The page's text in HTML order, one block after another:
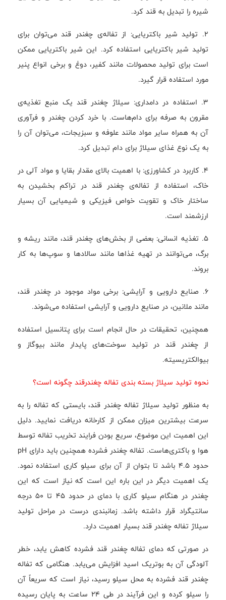
شیره را تبدیل به قند کرد.
2. تولید شیر باکتریایی: از تفاله‌ی چغندر قند می‌توان برای
تولید شیر باکتریایی استفاده کرد. این شیر باکتریایی ممکن
است برای تولید محصولات مانند کفیر، دوغ و برخی انواع پنیر
مورد استفاده قرار گیرد.
3. استفاده در دامداری: سیلاژ چغندر قند یک منبع تغذیه‌ی
مقرون به صرفه برای دام‌هاست. با خرد کردن چغندر و فرآوری
آن به همراه سایر مواد مانند علوفه و سبزیجات، می‌توان آن را
به یک نوع غذای سیلاژ برای دام تبدیل کرد.
4. کاربرد در کشاورزی: با اهمیت بالای مقدار بقایا و مواد آلی در
خاک، استفاده از تفاله‌ی چغندر قند در تراکم بخشیدن به
ساختار خاک و تقویت خواص فیزیکی و شیمیایی آن بسیار
ارزشمند است.
5. تغذیه انسانی: بعضی از بخش‌های چغندر قند، مانند ریشه و
برگ، می‌توانند در تهیه غذاها مانند سالادها و سوپ‌ها به کار
بروند.
6. صنایع دارویی و آرایشی: برخی مواد موجود در چغندر قند،
مانند ملانین، در صنایع دارویی و آرایشی استفاده می‌شوند.
همچنین، تحقیقات در حال انجام است برای پتانسیل استفاده
از چغندر قند در تولید سوخت‌های پایدار مانند بیوگاز و
بیوالکتریسیته.
نحوه تولید سیلاژ بسته بندی تفاله چغندرقند چگونه است؟
به منظور تولید سیلاژ تفاله چغندر قند، بایستی که تفاله را به
سرعت بیشترین میزان ممکن از کارخانه دریافت نمایید. دلیل
این اهمیت این موضوع، سریع بودن فرایند تخریب تفاله توسط
هوا و باکتری‌هاست. تفاله چغندر فشرده همچنین باید دارای pH
حدود ۴.۵ باشد تا بتوان از آن برای سیلو کاری استفاده نمود.
یک اهمیت دیگر در این باره این است که نیاز است که این
چغندر در هنگام سیلو کاری با دمای در حدود ۴۵ تا ۵۰ درجه
سانتیگراد قرار داشته باشد. زمانبندی درست در مراحل تولید
سیلاژ تفاله چغندر قند بسیار اهمیت دارد.
در صورتی که دمای تفاله چغندر قند فشرده کاهش یابد، خطر
آلودگی آن به بوتریک اسید افزایش می‌یابد. هنگامی که تفاله
چغندر قند فشرده به محل سیلو رسید، نیاز است که سریعاً آن
را سیلو کرده و این فرآیند در طی ۲۴ ساعت به پایان رسیده